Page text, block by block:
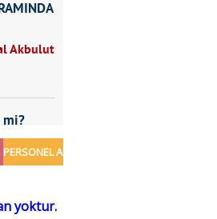
Akbulut